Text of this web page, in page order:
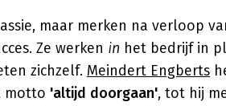
maar merken na verloop
Ze werken in het bedrijf in
zichzelf. Meindert Engberts
motto 'altijd doorgaan', tot hij